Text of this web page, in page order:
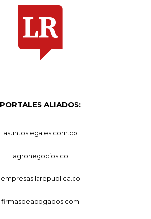
PORTALES ALIADOS:
asuntoslegales.com.co
agronegocios.co
empresas.larepublica.co
firmasdeabogados.com